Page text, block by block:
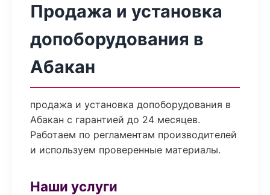
Продажа и установка
допоборудования в
Абакан
продажа и установка допоборудования в
Абакан с гарантией до 24 месяцев.
Работаем по регламентам производителей
и используем проверенные материалы.
Наши услуги